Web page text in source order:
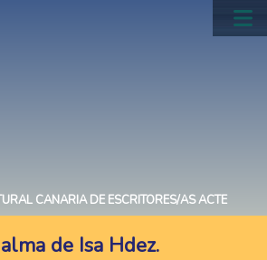
CANARIA DE ESCRITORES/AS ACTE
de Isa Hdez.